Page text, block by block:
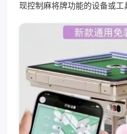
现控制麻将牌功能的设备或工